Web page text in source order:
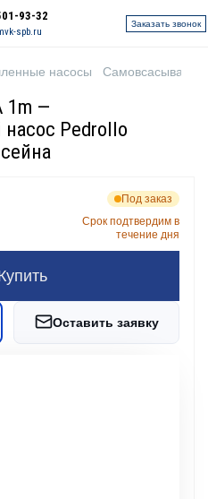
93-32
spb.ru
Заказать звонок
насосы
1m —
Pedrollo
Под заказ
Срок подтвердим в
течение дня
Оставить заявку